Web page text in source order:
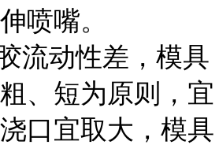
喷嘴。
动性差，模具
、短为原则，宜
口宜取大，模具